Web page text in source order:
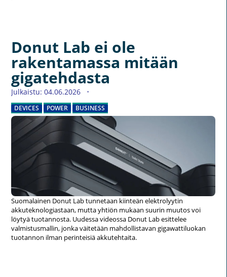
Donut Lab ei ole
rakentamassa mitään
gigatehdasta
Julkaistu: 04.06.2026
DEVICES POWER BUSINESS
Suomalainen Donut Lab tunnetaan kiinteän elektrolyytin
akkuteknologiastaan, mutta yhtiön mukaan suurin muutos voi
löytyä tuotannosta. Uudessa videossa Donut Lab esittelee
valmistusmallin, jonka väitetään mahdollistavan gigawattiluokan
tuotannon ilman perinteisiä akkutehtaita.